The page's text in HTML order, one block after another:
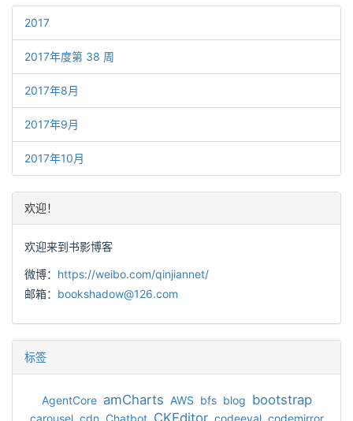
2017
2017年度第 38 周
2017年8月
2017年9月
2017年10月
欢迎！
欢迎来到书影博客
微博： https://weibo.com/qinjiannet/
邮箱： bookshadow@126.com
标签
AgentCore amCharts AWS bfs blog bootstrap
carousel cdn Chatbot CKEditor codeeval codemirror